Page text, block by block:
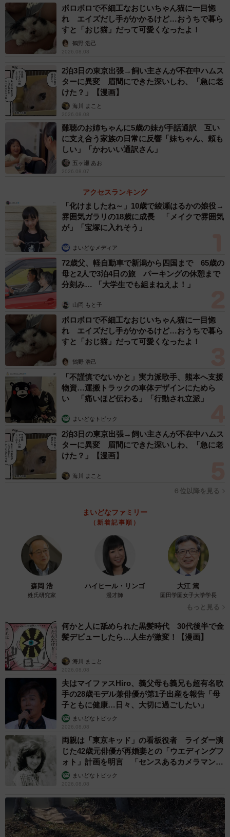
ボロボロで不細工なおじいちゃん猫に一目惚
れ エイズだし手がかかるけど…おうちで暮ら
すと「おじ猫」だって可愛くなったよ！
鶴野 浩己
2026.08.08
2泊3日の東京出張→飼い主さんが不在中ハムス
ターに異変 眉間にできた深いしわ、「急に老
けた？」【漫画】
海川 まこと
2026.08.08
難聴のお姉ちゃんに5歳の妹が手話通訳 互い
に支え合う家族の日常に反響「妹ちゃん、頼も
しい」「かわいい通訳さん」
五ヶ瀬 あお
2026.08.07
アクセスランキング
「化けましたね～」10歳で綾瀬はるかの娘役→
雰囲気ガラリの18歳に成長 「メイクで雰囲気
が」「宝塚に入れそう」
まいどなメディア
72歳父、軽自動車で新潟から四国まで 65歳の
母と2人で3泊4日の旅 パーキングの休憩まで
分刻み… 「大学生でも組まねえよ！」
山岡 もと子
ボロボロで不細工なおじいちゃん猫に一目惚
れ エイズだし手がかかるけど…おうちで暮ら
すと「おじ猫」だって可愛くなったよ！
鶴野 浩己
「不謹慎でないかと」実力派歌手、熊本へ支援
物資…運搬トラックの車体デザインにためら
い 「痛いほど伝わる」「行動され立派」
まいどなトピック
2泊3日の東京出張→飼い主さんが不在中ハムス
ターに異変 眉間にできた深いしわ、「急に老
けた？」【漫画】
海川 まこと
６位以降を見る
まいどなファミリー
（新着記事順）
森岡 浩
姓氏研究家
ハイヒール・リンゴ
漫才師
大江 篤
園田学園女子大学学長
もっと見る
何かと人に舐められた黒髪時代 30代後半で金
髪デビューしたら…人生が激変！【漫画】
海川 まこと
2026.08.08
夫はマイファスHiro、義父母も義兄も超有名歌
手の28歳モデル兼俳優が第1子出産を報告「母
子ともに健康…日々、大切に過ごしたい」
まいどなトピック
2026.08.08
両親は「東京キッド」の看板役者 ライダー演
じた42歳元俳優が再婚妻との「ウエディングフ
ォト」計画を明言 「センスあるカメラマン求
む」まいどなトピック
2026.08.08